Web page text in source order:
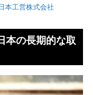
本工営株式会社
本の長期的な取